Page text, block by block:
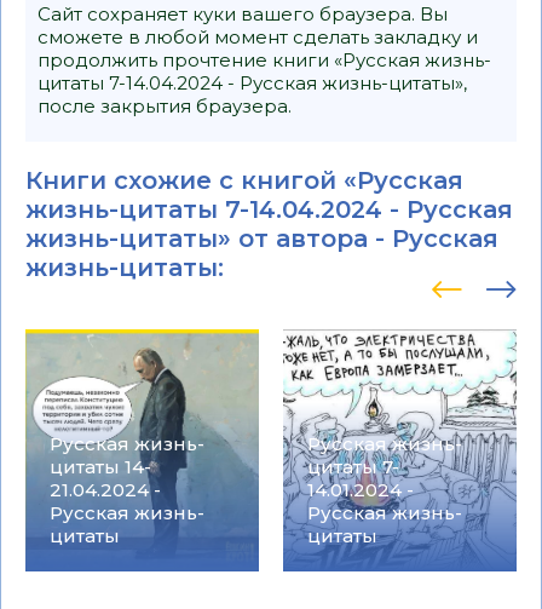
Сайт сохраняет куки вашего браузера. Вы
сможете в любой момент сделать закладку и
продолжить прочтение книги «Русская жизнь-
цитаты 7-14.04.2024 - Русская жизнь-цитаты»,
после закрытия браузера.
Книги схожие с книгой «Русская
жизнь-цитаты 7-14.04.2024 - Русская
жизнь-цитаты» от автора - Русская
жизнь-цитаты:
Русская жизнь-
цитаты 14-
21.04.2024 -
Русская жизнь-
цитаты
Русская жизнь-
цитаты 7-
14.01.2024 -
Русская жизнь-
цитаты